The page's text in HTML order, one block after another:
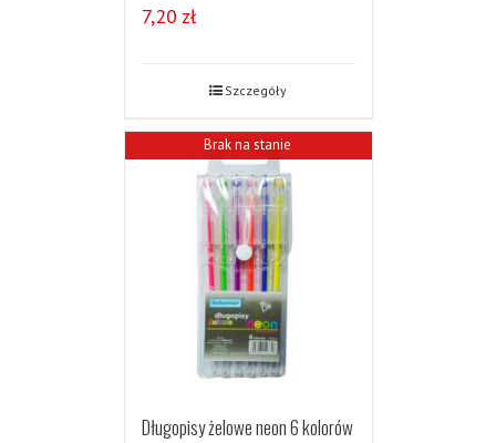
7,20 zł
Szczegóły
Brak na stanie
Długopisy żelowe neon 6 kolorów